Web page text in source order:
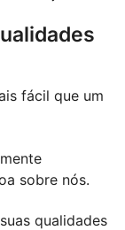
fácil que um
sobre nós.
qualidades